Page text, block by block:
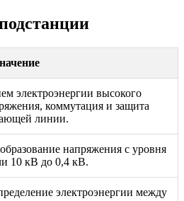
электроэнергии высокого
коммутация и защита
линии.
напряжения с уровня
10 кВ до 0,4 кВ.
электроэнергии между